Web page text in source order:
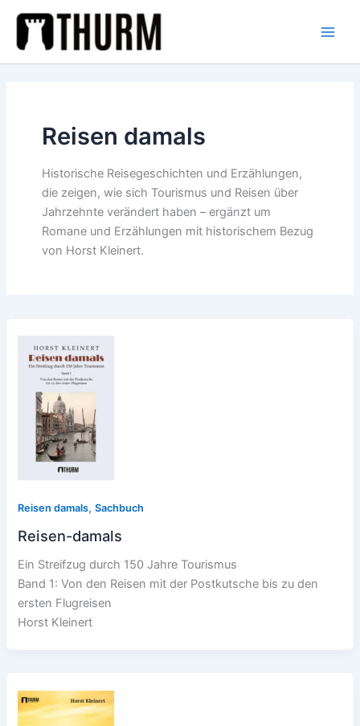
Inhalt
springen
Reisen damals
Historische Reisegeschichten und Erzählungen,
die zeigen, wie sich Tourismus und Reisen über
Jahrzehnte verändert haben – ergänzt um
Romane und Erzählungen mit historischem Bezug
von Horst Kleinert.
Reisen damals,Sachbuch
Reisen-damals
Ein Streifzug durch 150 Jahre Tourismus
Band 1: Von den Reisen mit der Postkutsche bis zu den
ersten Flugreisen
Horst Kleinert